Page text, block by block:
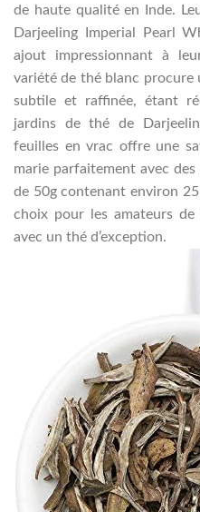
de haute qualité en Inde.
Darjeeling Imperial Pearl
ajout impressionnant à
variété de thé blanc procure
subtile et raffinée, étant
jardins de thé de
feuilles en vrac offre une
marie parfaitement avec
de 50g contenant environ
choix pour les amateurs
avec un thé d’exception.